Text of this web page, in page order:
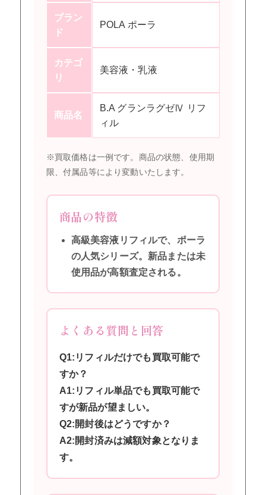
ブラン
ド
POLA ポーラ
カテゴ
リ
美容液・乳液
商品名
B.A グランラグゼⅣ リフ
ィル
※買取価格は一例です。商品の状態、使用期
限、付属品等により変動いたします。
商品の特徴
高級美容液リフィルで、ポーラ
の人気シリーズ。新品または未
使用品が高額査定される。
よくある質問と回答
Q1:リフィルだけでも買取可能で
すか？
A1:リフィル単品でも買取可能で
すが新品が望ましい。
Q2:開封後はどうですか？
A2:開封済みは減額対象となりま
す。